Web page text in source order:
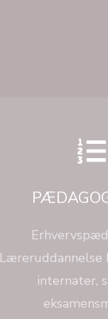
Læreruddannelse
internater,